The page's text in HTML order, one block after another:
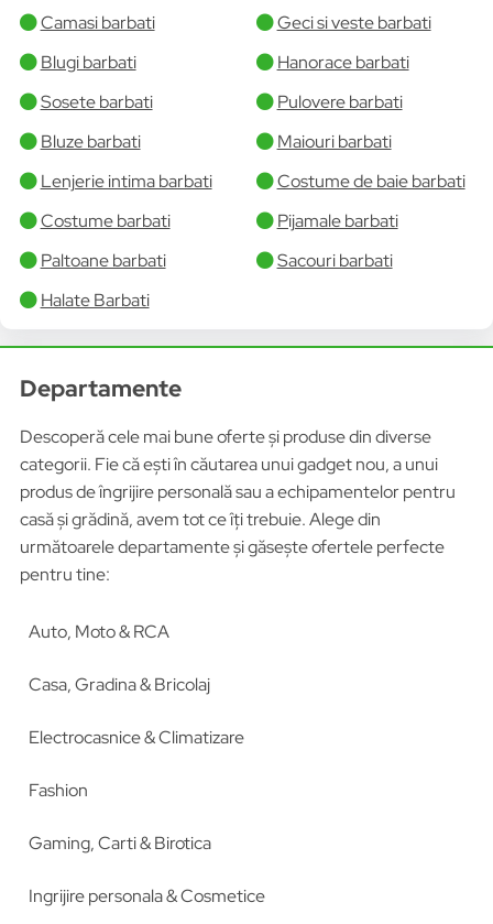
Camasi barbati
Geci si veste barbati
Blugi barbati
Hanorace barbati
Sosete barbati
Pulovere barbati
Bluze barbati
Maiouri barbati
Lenjerie intima barbati
Costume de baie barbati
Costume barbati
Pijamale barbati
Paltoane barbati
Sacouri barbati
Halate Barbati
Departamente
Descoperă cele mai bune oferte și produse din diverse
categorii. Fie că ești în căutarea unui gadget nou, a unui
produs de îngrijire personală sau a echipamentelor pentru
casă și grădină, avem tot ce îți trebuie. Alege din
următoarele departamente și găsește ofertele perfecte
pentru tine:
Auto, Moto & RCA
Casa, Gradina & Bricolaj
Electrocasnice & Climatizare
Fashion
Gaming, Carti & Birotica
Ingrijire personala & Cosmetice